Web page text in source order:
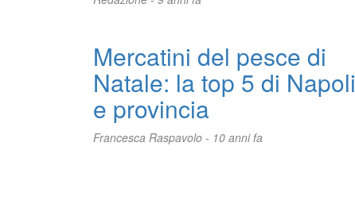
Mercatini del pesce di
Natale: la top 5 di Napoli
e provincia
Francesca Raspavolo - 10 anni fa